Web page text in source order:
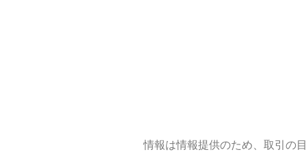
情報は情報提供のため、取引の